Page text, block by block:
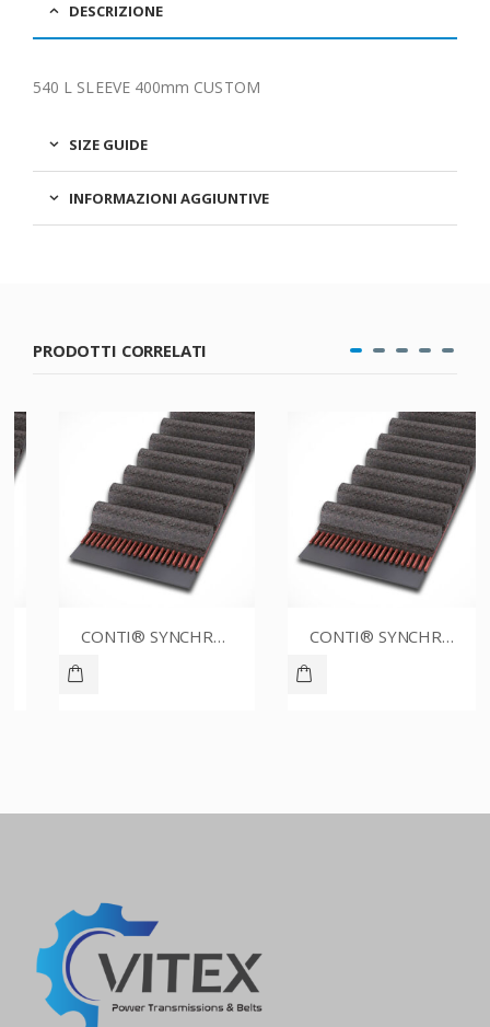
DESCRIZIONE
540 L SLEEVE 400mm CUSTOM
SIZE GUIDE
INFORMAZIONI AGGIUNTIVE
PRODOTTI CORRELATI
CONTI® SYNCHROBELT 76XL031 CONTI® SYNCHROBELT 88XL-400 CUSTOM